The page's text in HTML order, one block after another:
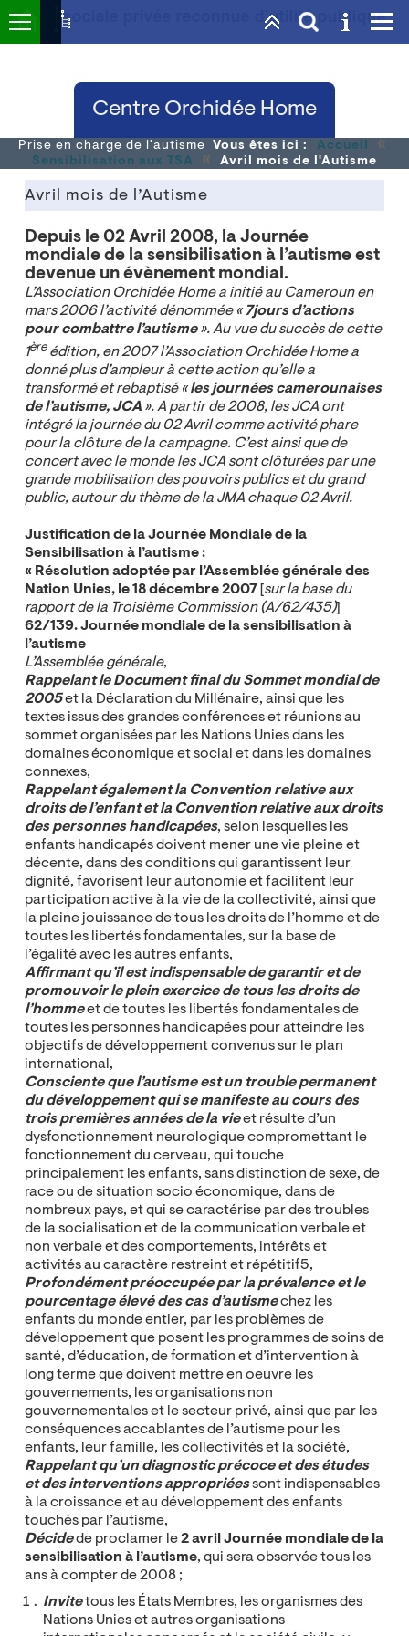
Centre Orchidée Home
Prise en charge de l'autisme Vous êtes ici : Accueil «
Sensibilisation aux TSA « Avril mois de l'Autisme
Avril mois de l’Autisme
Depuis le 02 Avril 2008, la Journée
mondiale de la sensibilisation à l’autisme est
devenue un évènement mondial.
L’Association Orchidée Home a initié au Cameroun en
mars 2006 l’activité dénommée «7jours d’actions
pour combattre l’autisme». Au vue du succès de cette
1èreédition, en 2007 l’Association Orchidée Home a
donné plus d’ampleur à cette action qu’elle a
transformé et rebaptisé «les journées camerounaises
de l’autisme, JCA ». A partir de 2008, les JCA ont
intégré la journée du 02 Avril comme activité phare
pour la clôture de la campagne. C’est ainsi que de
concert avec le monde les JCA sont clôturées par une
grande mobilisation des pouvoirs publics et du grand
public, autour du thème de la JMA chaque 02 Avril.
Justification de la Journée Mondiale de la
Sensibilisation à l’autisme :
« Résolution adoptée par l’Assemblée générale des
Nation Unies, le 18 décembre 2007 [sur la base du
rapport de la Troisième Commission (A/62/435)]
62/139. Journée mondiale de la sensibilisation à
l’autisme
L’Assemblée générale,
Rappelantle Document final du Sommet mondial de
2005et la Déclaration du Millénaire, ainsi que les
textes issus des grandes conférences et réunions au
sommet organisées par les Nations Unies dans les
domaines économique et social et dans les domaines
connexes,
Rappelant égalementla Convention relative aux
droits de l’enfant et la Convention relative aux droits
des personnes handicapées, selon lesquelles les
enfants handicapés doivent mener une vie pleine et
décente, dans des conditions qui garantissent leur
dignité, favorisent leur autonomie et facilitent leur
participation active à la vie de la collectivité, ainsi que
la pleine jouissance de tous les droits de l’homme et de
toutes les libertés fondamentales, sur la base de
l’égalité avec les autres enfants,
Affirmantqu’il est indispensable de garantir et de
promouvoir le plein exercice de tous les droits de
l’hommeet de toutes les libertés fondamentales de
toutes les personnes handicapées pour atteindre les
objectifs de développement convenus sur le plan
international,
Conscienteque l’autisme est un trouble permanent
du développement qui se manifeste au cours des
trois premières années de la vieet résulte d’un
dysfonctionnement neurologique compromettant le
fonctionnement du cerveau, qui touche
principalement les enfants, sans distinction de sexe, de
race ou de situation socio économique, dans de
nombreux pays, et qui se caractérise par des troubles
de la socialisation et de la communication verbale et
non verbale et des comportements, intérêts et
activités au caractère restreint et répétitif5,
Profondément préoccupéepar la prévalence et le
pourcentage élevé des cas d’autismechez les
enfants du monde entier, par les problèmes de
développement que posent les programmes de soins de
santé, d’éducation, de formation et d’intervention à
long terme que doivent mettre en oeuvre les
gouvernements, les organisations non
gouvernementales et le secteur privé, ainsi que par les
conséquences accablantes de l’autisme pour les
enfants, leur famille, les collectivités et la société,
Rappelantqu’un diagnostic précoce et des études
et des interventions appropriéessont indispensables
à la croissance et au développement des enfants
touchés par l’autisme,
Décidede proclamer le2 avril Journée mondiale de la
sensibilisation à l’autisme, qui sera observée tous les
ans à compter de 2008 ;
Invitetous les États Membres, les organismes des
Nations Unies et autres organisations